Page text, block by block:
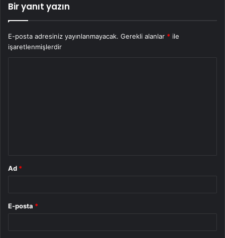
Bir yanıt yazın
E-posta adresiniz yayınlanmayacak. Gerekli alanlar * ile
işaretlenmişlerdir
Ad *
E-posta *